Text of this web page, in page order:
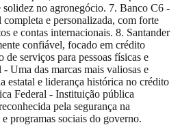
no agronegócio. 7. Banco C6 -
e personalizada, com forte
e contas internacionais. 8. Santander
confiável, focado em crédito
serviços para pessoas físicas e
Uma das marcas mais valiosas e
estatal e liderança histórica no crédito
Federal - Instituição pública
pela segurança na
programas sociais do governo.